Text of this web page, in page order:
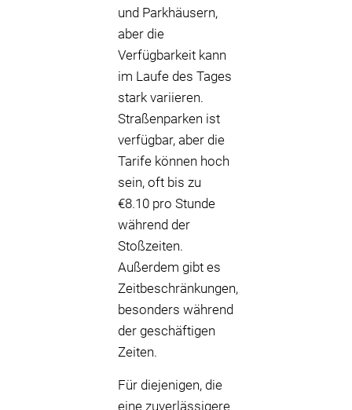
und Parkhäusern,
aber die
Verfügbarkeit kann
im Laufe des Tages
stark variieren.
Straßenparken ist
verfügbar, aber die
Tarife können hoch
sein, oft bis zu
€8.10 pro Stunde
während der
Stoßzeiten.
Außerdem gibt es
Zeitbeschränkungen,
besonders während
der geschäftigen
Zeiten.
Für diejenigen, die
eine zuverlässigere